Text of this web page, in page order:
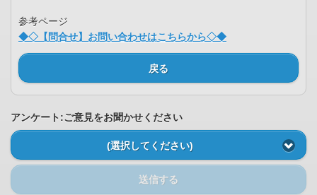
参考ページ
◆◇【問合せ】お問い合わせはこちらから◇◆
戻る
アンケート:ご意見をお聞かせください
(選択してください)
送信する